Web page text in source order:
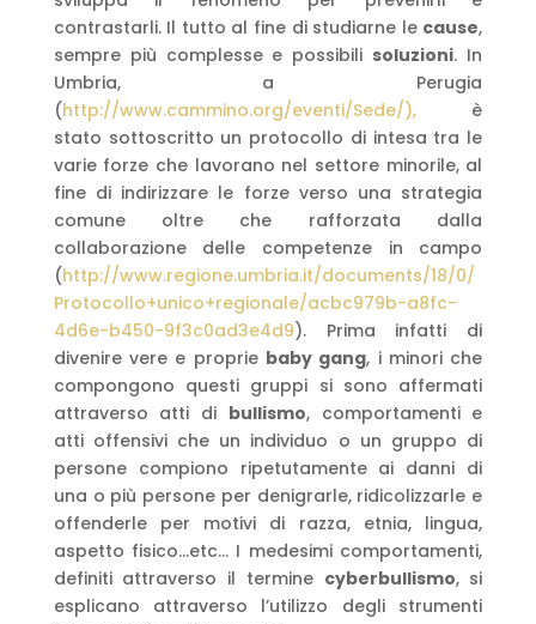
contrastarli. Il tutto al fine di studiarne le cause,
sempre più complesse e possibili soluzioni. In
Umbria, a Perugia
(http://www.cammino.org/eventi/Sede/),
è
stato sottoscritto un protocollo di intesa tra le
varie forze che lavorano nel settore minorile, al
fine di indirizzare le forze verso una strategia
comune oltre che rafforzata dalla
collaborazione delle competenze in campo
(http://www.regione.umbria.it/documents/18/0/
Protocollo+unico+regionale/acbc979b-a8fc-
4d6e-b450-9f3c0ad3e4d9). Prima infatti di
divenire vere e proprie baby gang, i minori che
compongono questi gruppi si sono affermati
attraverso atti di bullismo, comportamenti e
atti offensivi che un individuo o un gruppo di
persone compiono ripetutamente ai danni di
una o più persone per denigrarle, ridicolizzarle e
offenderle per motivi di razza, etnia, lingua,
aspetto fisico…etc… I medesimi comportamenti,
definiti attraverso il termine cyberbullismo, si
esplicano attraverso l’utilizzo degli strumenti